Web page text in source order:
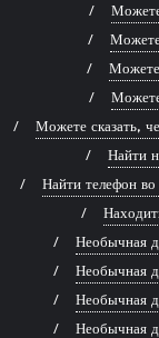
Можете сказать,
Найти
Найти телефон во
Необычная
Необычная
Необычная
Необычная